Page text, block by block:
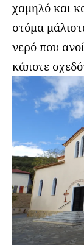
χαμηλό και
στόμα
νερό που
κάποτε